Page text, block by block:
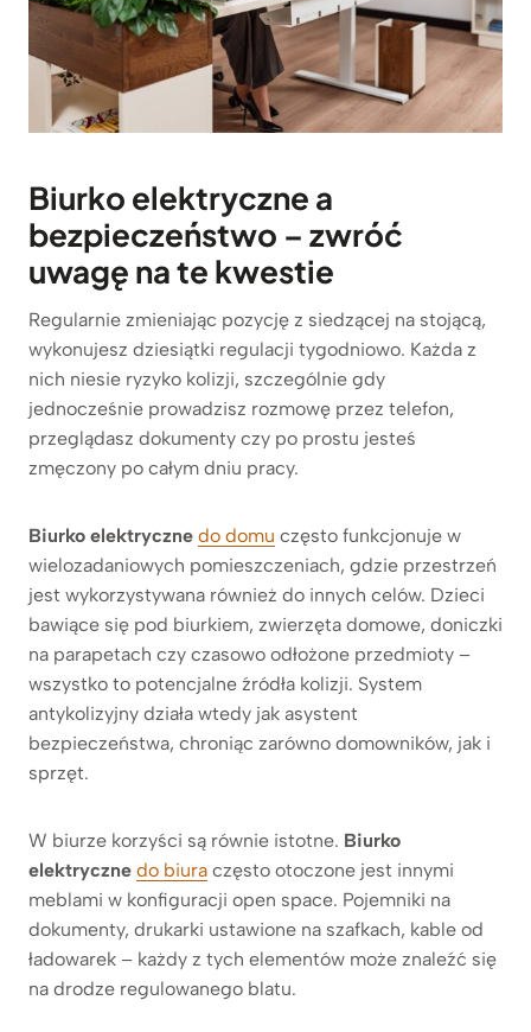
Biurko elektryczne a
bezpieczeństwo – zwróć
uwagę na te kwestie
Regularnie zmieniając pozycję z siedzącej na stojącą,
wykonujesz dziesiątki regulacji tygodniowo. Każda z
nich niesie ryzyko kolizji, szczególnie gdy
jednocześnie prowadzisz rozmowę przez telefon,
przeglądasz dokumenty czy po prostu jesteś
zmęczony po całym dniu pracy.
Biurko elektryczne do domu często funkcjonuje w
wielozadaniowych pomieszczeniach, gdzie przestrzeń
jest wykorzystywana również do innych celów. Dzieci
bawiące się pod biurkiem, zwierzęta domowe, doniczki
na parapetach czy czasowo odłożone przedmioty –
wszystko to potencjalne źródła kolizji. System
antykolizyjny działa wtedy jak asystent
bezpieczeństwa, chroniąc zarówno domowników, jak i
sprzęt.
W biurze korzyści są równie istotne. Biurko
elektryczne do biura często otoczone jest innymi
meblami w konfiguracji open space. Pojemniki na
dokumenty, drukarki ustawione na szafkach, kable od
ładowarek – każdy z tych elementów może znaleźć się
na drodze regulowanego blatu.